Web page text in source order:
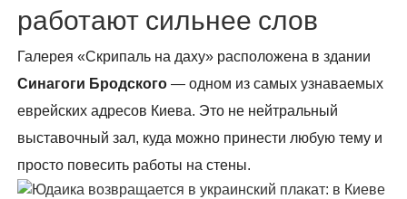
работают сильнее слов
Галерея «Скрипаль на даху» расположена в здании
Синагоги Бродского — одном из самых узнаваемых
еврейских адресов Киева. Это не нейтральный
выставочный зал, куда можно принести любую тему и
просто повесить работы на стены.